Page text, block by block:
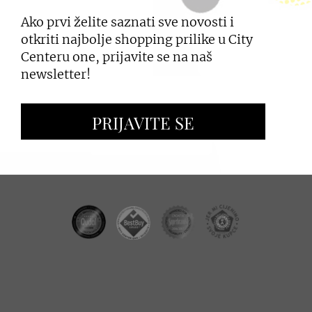
PRIJAVI SE
ZAKUP PROSTORA
OGLAŠAVANJE I PROMOCIJE
Ako prvi želite saznati sve novosti i
otkriti najbolje shopping prilike u City
Centeru one, prijavite se na naš
newsletter!
PRIJAVITE SE